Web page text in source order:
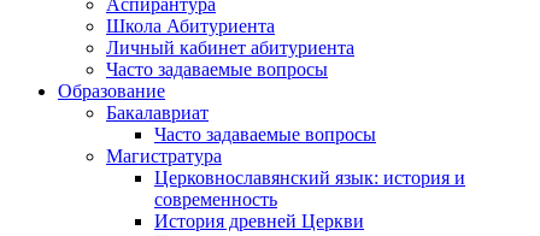
Школа Абитуриента
Личный кабинет абитуриента
Часто задаваемые вопросы
Образование
Бакалавриат
Часто задаваемые вопросы
Магистратура
Церковнославянский язык: история и
современность
История древней Церкви